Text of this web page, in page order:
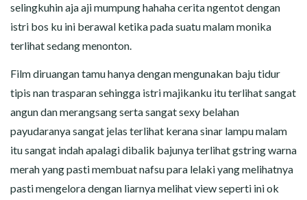
selingkuhin aja aji mumpung hahaha cerita ngentot dengan
istri bos ku ini berawal ketika pada suatu malam monika
terlihat sedang menonton.
Film diruangan tamu hanya dengan mengunakan baju tidur
tipis nan trasparan sehingga istri majikanku itu terlihat sangat
angun dan merangsang serta sangat sexy belahan
payudaranya sangat jelas terlihat kerana sinar lampu malam
itu sangat indah apalagi dibalik bajunya terlihat gstring warna
merah yang pasti membuat nafsu para lelaki yang melihatnya
pasti mengelora dengan liarnya melihat view seperti ini ok
CERITA HOT MAMA
CERITA TANTE SEXY
CARA NGIKLAN DI CERITAGILA.COM?